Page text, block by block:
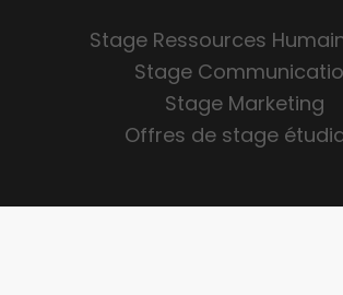
Stage Ressources
Stage
Stage Marketing
Offres de stage